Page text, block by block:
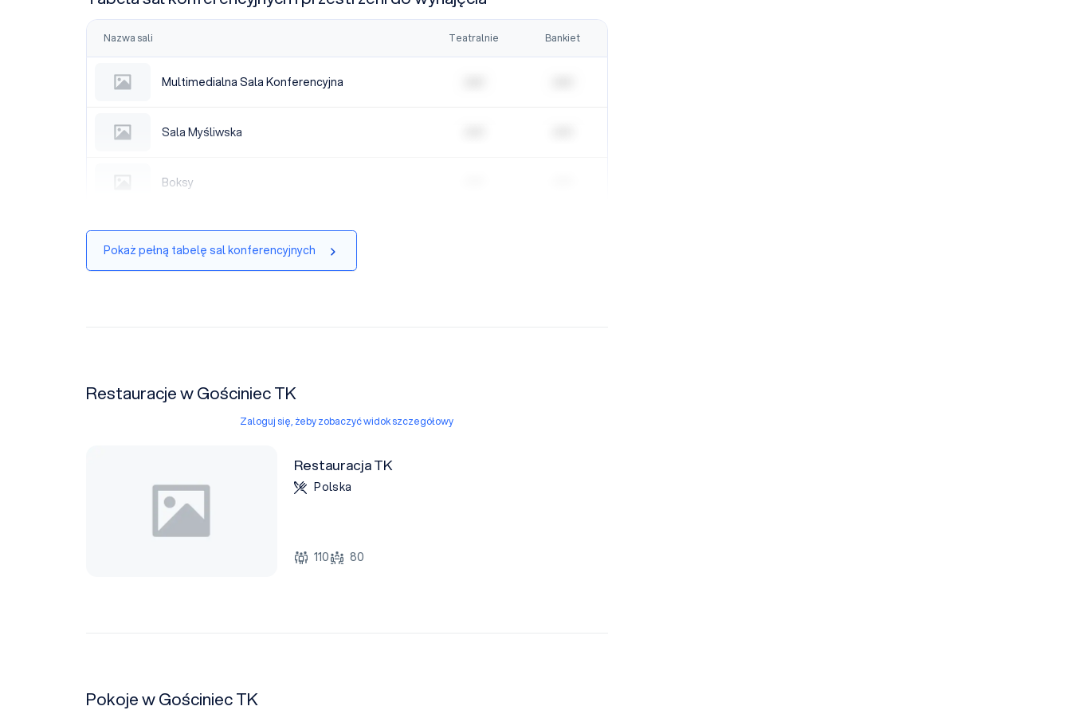
Nazwa sali Teatralnie Bankiet
Multimedialna Sala Konferencyjna
Multimedialna Sala Konferencyjna
Sala Myśliwska
Sala Myśliwska
Boksy
Pokaż pełną tabelę sal konferencyjnych
Restauracje w Gościniec TK
Zaloguj się, żeby zobaczyć widok szczegółowy
Restauracja TK
Polska
110 80
Pokoje w Gościniec TK